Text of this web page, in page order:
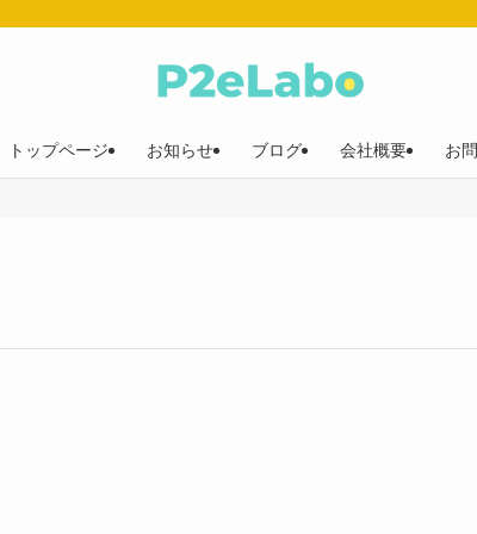
トップページ お知らせ ブログ 会社概要 お